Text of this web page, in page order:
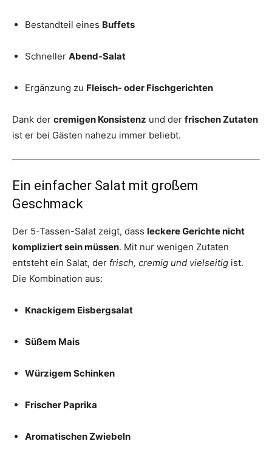
Bestandteil eines Buffets
Schneller Abend-Salat
Ergänzung zu Fleisch- oder Fischgerichten
Dank der cremigen Konsistenz und der frischen Zutaten
ist er bei Gästen nahezu immer beliebt.
Ein einfacher Salat mit großem
Geschmack
Der 5-Tassen-Salat zeigt, dass leckere Gerichte nicht
kompliziert sein müssen. Mit nur wenigen Zutaten
entsteht ein Salat, der frisch, cremig und vielseitig ist.
Die Kombination aus:
Knackigem Eisbergsalat
Süßem Mais
Würzigem Schinken
Frischer Paprika
Aromatischen Zwiebeln